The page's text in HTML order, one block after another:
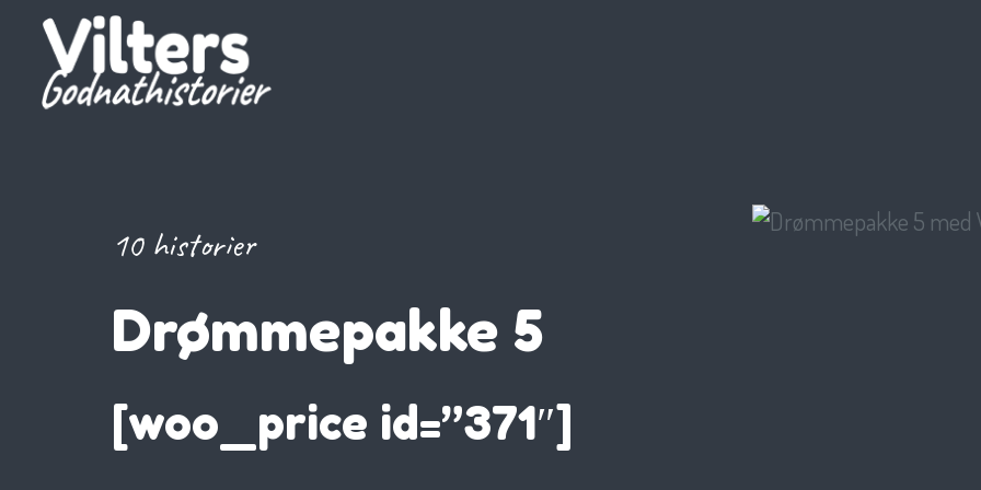
10 historier
Drømmepakke 5
[woo_price id=”371″]